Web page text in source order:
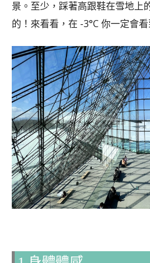
景。至少，踩著高跟鞋在雪地上
的！來看看，在 -3°C 你一定會